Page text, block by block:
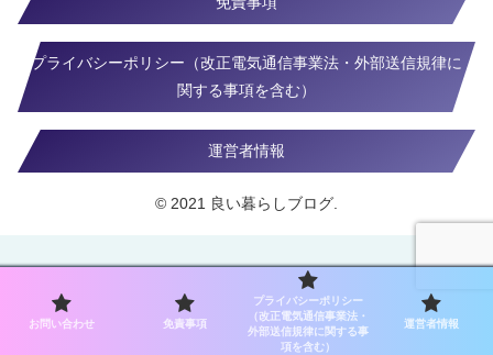
プライバシーポリシー（改正電気通信事業法・外部送信規律に
関する事項を含む）
運営者情報
© 2021 良い暮らしブログ.
お問い合わせ 免責事項
プライバシーポリシー
（改正電気通信事業法・
外部送信規律に関する事
項を含む）
運営者情報